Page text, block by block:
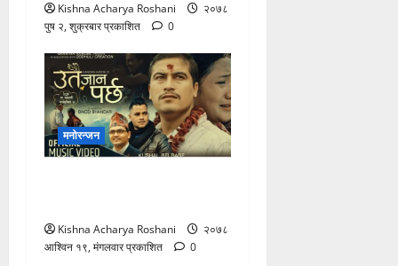
Kishna Acharya Roshani
२०७८
पुष २, शुक्रबार प्रकाशित
0
मनोरन्जन
Kishna Acharya Roshani
२०७८
आश्विन १९, मंगलवार प्रकाशित
0